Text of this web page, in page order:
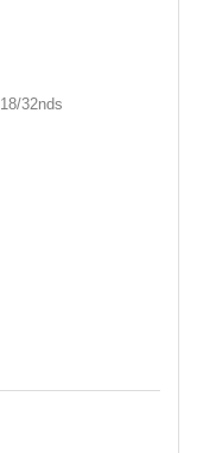
18/32nds